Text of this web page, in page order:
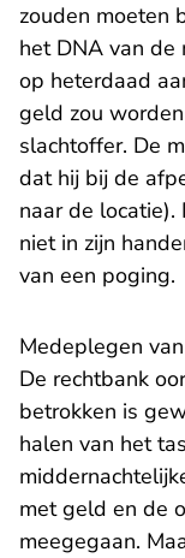
zouden moeten
het DNA van de
op heterdaad
geld zou
slachtoffer. De
dat hij bij de
naar de
niet in zijn
van een poging.
Medeplegen
De rechtbank
betrokken is
halen van het
met geld en de
meegegaan.